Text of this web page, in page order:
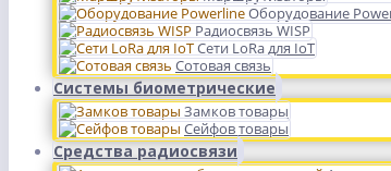
Оборудование
Радиосвязь WISP
Сети LoRa для IoT
Сотовая связь
Системы биометрические
Замков товары
Сейфов товары
Средства радиосвязи